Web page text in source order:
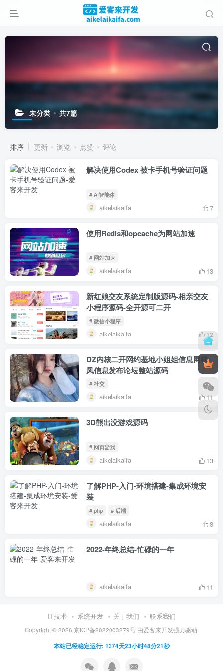
未分类 共7篇
排序 更新 浏览 点赞 评论
解决使用Codex 被卡手机号验证问题
# AI智能体
aikelaikaifa 7
使用Redis和opcache为网站加速
# 网站加速
aikelaikaifa 13
新红娘交友系统定制版源码-相亲交友
小程序源码-全开源可二开
# 微信小程序
aikelaikaifa 12
DZ内核二开网约基地小姐姐信息网楼
凤信息发布论坛整站源码
# 社交
aikelaikaifa 11
3D熊出没游戏源码
# 网页游戏
aikelaikaifa 13
了解PHP-入门-环境搭建-集成环境安
装
# php # 后端
aikelaikaifa 8
2022-年终总结-忙碌的一年
aikelaikaifa 11
IT技术 系统开发 关于我们 联系我们
Copyright ©2026 京ICP备2022003279号由爱客来开发强力驱动.
本站已经稳定运行: 1374天23小时48分21秒